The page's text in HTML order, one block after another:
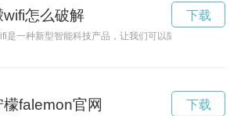
wifi怎么破解
是一种新型智能科技产品，让我们可以随时随地连接网
下载
檬falemon官网 下载